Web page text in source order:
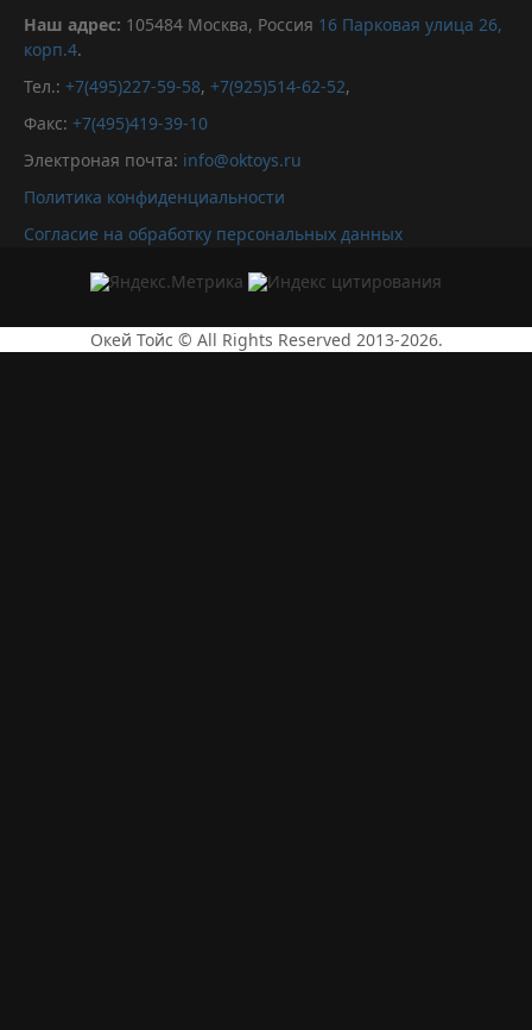
Наш адрес: 105484 Москва, Россия 16 Парковая улица 26,
корп.4.
Тел.: +7(495)227-59-58, +7(925)514-62-52,
Факс: +7(495)419-39-10
Электроная почта: info@oktoys.ru
Политика конфиденциальности
Согласие на обработку персональных данных
Окей Тойс © All Rights Reserved 2013-2026.